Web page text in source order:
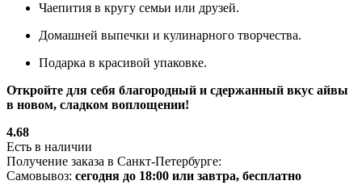
Чаепития в кругу семьи или друзей.
Домашней выпечки и кулинарного творчества.
Подарка в красивой упаковке.
Откройте для себя благородный и сдержанный вкус айвы
в новом, сладком воплощении!
4.68
Есть в наличии
Получение заказа в Санкт-Петербурге:
Самовывоз: сегодня до 18:00 или завтра, бесплатно